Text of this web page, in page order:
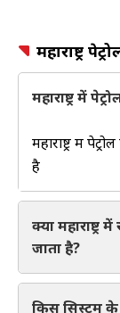
महाराष्ट्र
महाराष्ट्र में
महाराष्ट्र में
है
क्या महाराष्ट्र
जाता है?
किस सिस्टम के